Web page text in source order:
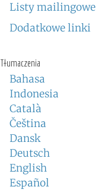
Listy mailingowe
Dodatkowe linki
Tłumaczenia
Bahasa
Indonesia
Català
Čeština
Dansk
Deutsch
English
Español